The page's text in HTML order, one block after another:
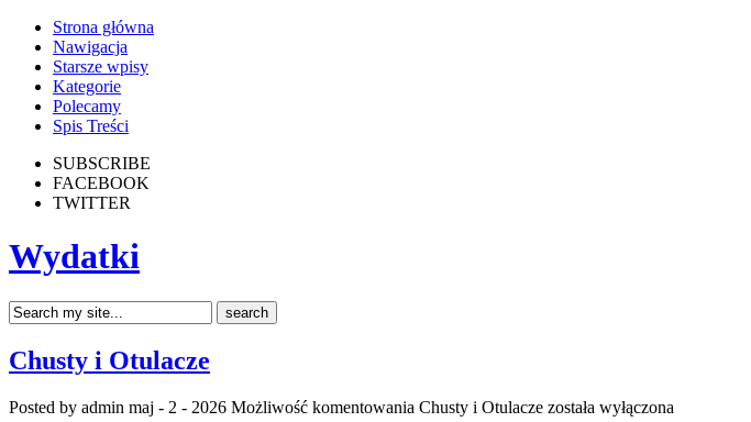
Strona główna
Nawigacja
Starsze wpisy
Kategorie
Polecamy
Spis Treści
SUBSCRIBE
FACEBOOK
TWITTER
Wydatki
Chusty i Otulacze
Posted by admin maj - 2 - 2026 Możliwość komentowania Chusty i Otulacze została wyłączona